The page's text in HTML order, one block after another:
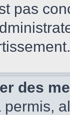
pas
des
permis,